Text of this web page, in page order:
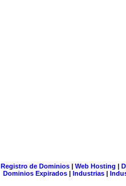
Registro de Dominios| Web Hosting |
Dominios Expirados | Industrias |